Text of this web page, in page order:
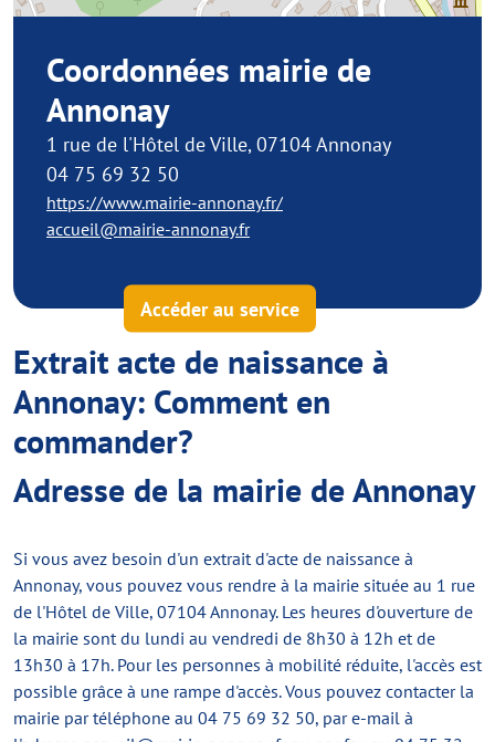
Coordonnées mairie de
Annonay
1 rue de l'Hôtel de Ville, 07104 Annonay
04 75 69 32 50
https://www.mairie-annonay.fr/
accueil@mairie-annonay.fr
Accéder au service
Extrait acte de naissance à
Annonay: Comment en
commander?
Adresse de la mairie de Annonay
Si vous avez besoin d'un extrait d'acte de naissance à
Annonay, vous pouvez vous rendre à la mairie située au 1 rue
de l'Hôtel de Ville, 07104 Annonay. Les heures d'ouverture de
la mairie sont du lundi au vendredi de 8h30 à 12h et de
13h30 à 17h. Pour les personnes à mobilité réduite, l'accès est
possible grâce à une rampe d'accès. Vous pouvez contacter la
mairie par téléphone au 04 75 69 32 50, par e-mail à